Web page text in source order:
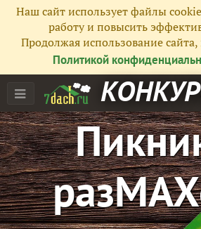
Наш сайт использует файлы
работу и повысить
Продолжая использование сайта,
Политикой